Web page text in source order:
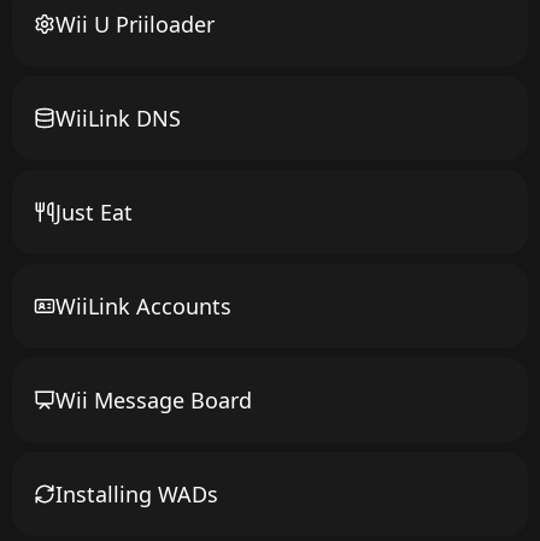
Wii U Priiloader
WiiLink DNS
Just Eat
WiiLink Accounts
Wii Message Board
Installing WADs